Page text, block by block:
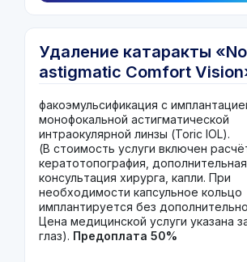
Удаление катаракты
astigmatic Comfort
АСТИГМАТИЗМА»)
факоэмульсификация с
монофокальной астигматической
интраокулярной линзы (Toric IOL).
(В стоимость услуги включен
кератотопография, дополнительная
консультация хирурга, капли. При
необходимости капсульное кольцо
имплантируется без
Цена медицинской услуги указана
глаз). Предоплата 50%